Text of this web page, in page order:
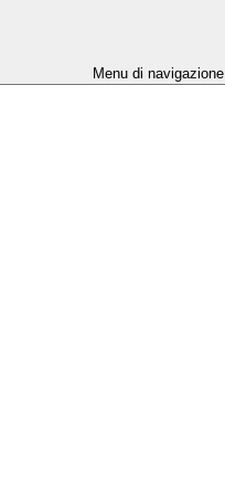
Menu di navigazione